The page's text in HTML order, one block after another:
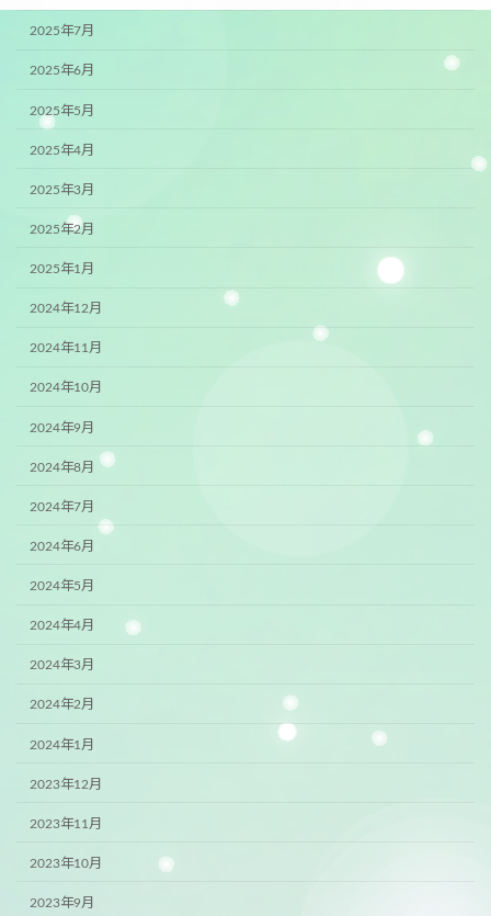
2025年7月
2025年6月
2025年5月
2025年4月
2025年3月
2025年2月
2025年1月
2024年12月
2024年11月
2024年10月
2024年9月
2024年8月
2024年7月
2024年6月
2024年5月
2024年4月
2024年3月
2024年2月
2024年1月
2023年12月
2023年11月
2023年10月
2023年9月